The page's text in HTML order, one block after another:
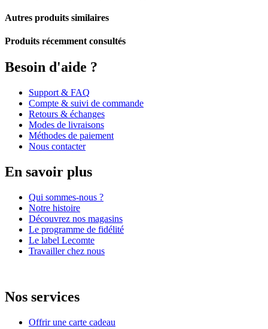
Autres produits similaires
Produits récemment consultés
Besoin d'aide ?
Support & FAQ
Compte & suivi de commande
Retours & échanges
Modes de livraisons
Méthodes de paiement
Nous contacter
En savoir plus
Qui sommes-nous ?
Notre histoire
Découvrez nos magasins
Le programme de fidélité
Le label Lecomte
Travailler chez nous
Nos services
Offrir une carte cadeau